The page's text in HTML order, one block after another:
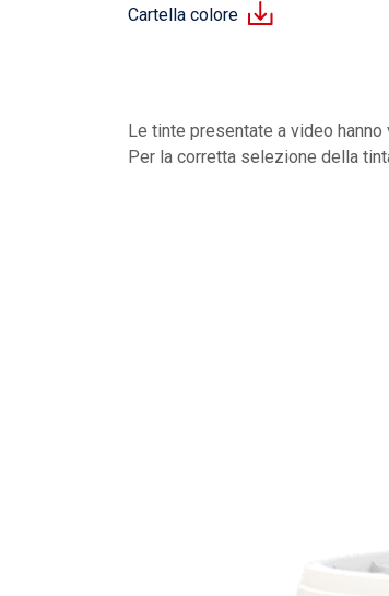
Cartella colore
Le tinte presentate a video
Per la corretta selezione della